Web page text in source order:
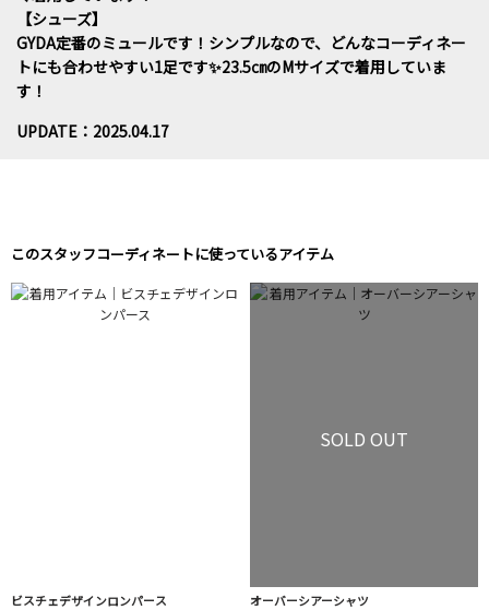
【シューズ】
GYDA定番のミュールです！シンプルなので、どんなコーディネー
トにも合わせやすい1足です✨23.5㎝のMサイズで着用していま
す！
UPDATE：2025.04.17
このスタッフコーディネートに使っているアイテム
ビスチェデザインロンパース
SOLD OUT
オーバーシアーシャツ